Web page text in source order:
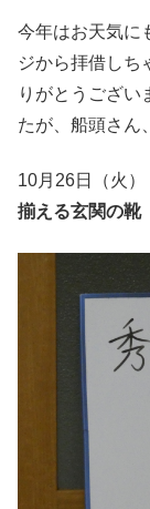
今年はお天気に
ジから拝借しち
りがとうござ
たが、船頭さん
10月26日（火
揃える玄関の